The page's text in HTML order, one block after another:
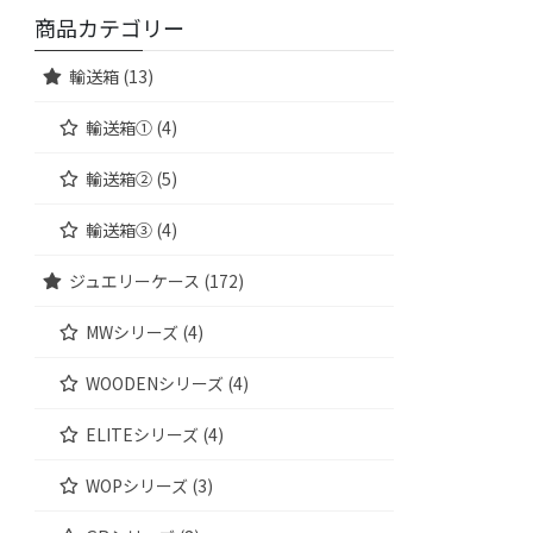
商品カテゴリー
輸送箱 (13)
輸送箱① (4)
輸送箱② (5)
輸送箱③ (4)
ジュエリーケース (172)
MWシリーズ (4)
WOODENシリーズ (4)
ELITEシリーズ (4)
WOPシリーズ (3)